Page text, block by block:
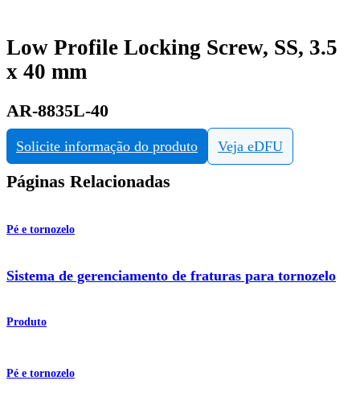
Low Profile Locking Screw, SS, 3.5
x 40 mm
AR-8835L-40
Solicite informação do produto Veja eDFU
Páginas Relacionadas
Pé e tornozelo
Sistema de gerenciamento de fraturas para tornozelo
Produto
Pé e tornozelo